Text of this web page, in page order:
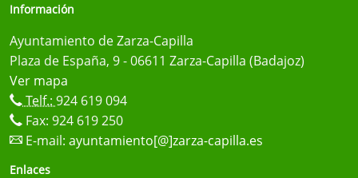
Información
Ayuntamiento de Zarza-Capilla
Plaza de España, 9 - 06611 Zarza-Capilla (Badajoz)
Ver mapa
Telf.: 924 619 094
Fax: 924 619 250
E-mail: ayuntamiento[@]zarza-capilla.es
Enlaces